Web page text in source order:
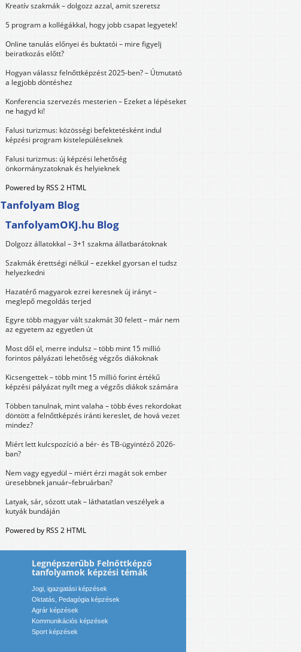
Kreatív szakmák – dolgozz azzal, amit szeretsz
5 program a kollégákkal, hogy jobb csapat legyetek!
Online tanulás előnyei és buktatói – mire figyelj
beiratkozás előtt?
Hogyan válassz felnőttképzést 2025-ben? – Útmutató
a legjobb döntéshez
Konferencia szervezés mesterien – Ezeket a lépéseket
ne hagyd ki!
Falusi turizmus: közösségi befektetésként indul
képzési program kistelepüléseknek
Falusi turizmus: új képzési lehetőség
önkormányzatoknak és helyieknek
Powered by RSS 2 HTML
Tanfolyam Blog
TanfolyamOKJ.hu Blog
Dolgozz állatokkal – 3+1 szakma állatbarátoknak
Szakmák érettségi nélkül – ezekkel gyorsan el tudsz
helyezkedni
Hazatérő magyarok ezrei keresnek új irányt –
meglepő megoldás terjed
Egyre több magyar vált szakmát 30 felett – már nem
az egyetem az egyetlen út
Most dől el, merre indulsz – több mint 15 millió
forintos pályázati lehetőség végzős diákoknak
Kicsengettek – több mint 15 millió forint értékű
képzési pályázat nyílt meg a végzős diákok számára
Többen tanulnak, mint valaha – több éves rekordokat
döntött a felnőttképzés iránti kereslet, de hová vezet
mindez?
Miért lett kulcspozíció a bér- és TB-ügyintéző 2026-
ban?
Nem vagy egyedül – miért érzi magát sok ember
üresebbnek január–februárban?
Latyak, sár, sózott utak – láthatatlan veszélyek a
kutyák bundáján
Powered by RSS 2 HTML
Legnépszerűbb Felnőttképző
tanfolyamok képzési témák
Jogi, igazgatási képzések
Oktatás, Pedagógia képzések
Agrár képzések
Kommunikációs képzések
Sport képzések